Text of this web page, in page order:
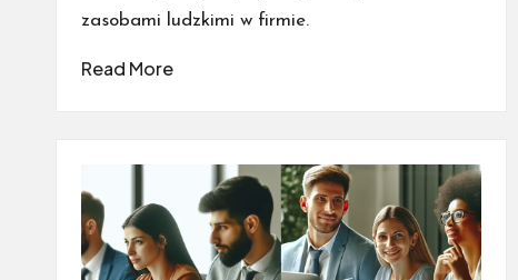
zasobami ludzkimi w firmie.
Read More